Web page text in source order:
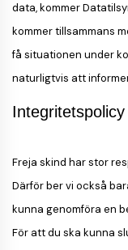
data, kommer
kommer tillsammans
få situationen under
naturligtvis att
Integritetspolicy
Freja skind har stor
Därför ber vi också
kunna genomföra en
För att du ska kunna